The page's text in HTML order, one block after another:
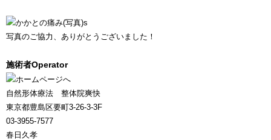
写真のご協力、ありがとうございました！
施術者Operator
自然形体療法 整体院爽快
東京都豊島区要町3-26-3-3F
03-3955-7577
春日久孝